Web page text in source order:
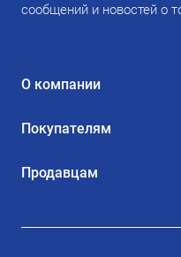
сообщений и новостей о
О компании
Покупателям
Продавцам